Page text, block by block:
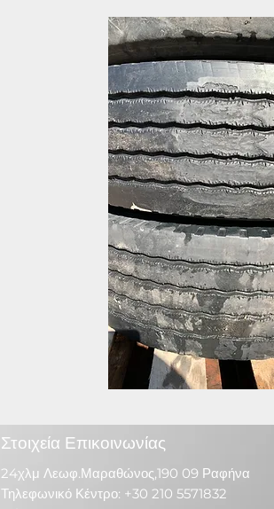
Στοιχεία Επικοινωνίας
24χλμ Λεωφ.Μαραθώνος,190 09 Ραφήνα
Τηλεφωνικό Κέντρο: +30 210 5571832